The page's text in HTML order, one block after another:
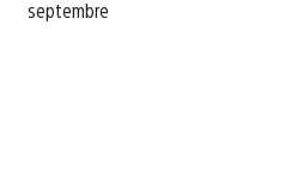
septembre